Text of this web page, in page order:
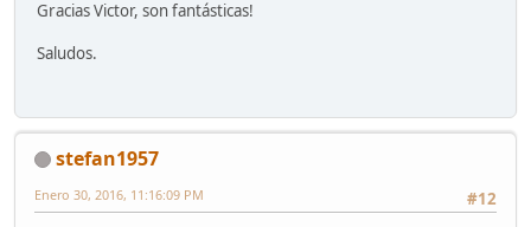
Gracias Victor, son fantásticas!
Saludos.
stefan1957
#12
Enero 30, 2016, 11:16:09 PM